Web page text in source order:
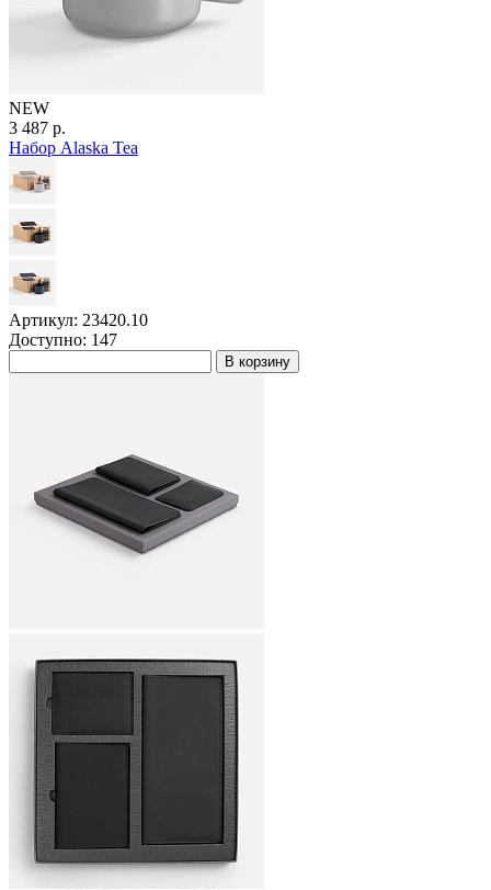
NEW
3 487 р.
Набор Alaska Tea
Артикул: 23420.10
Доступно: 147
В корзину